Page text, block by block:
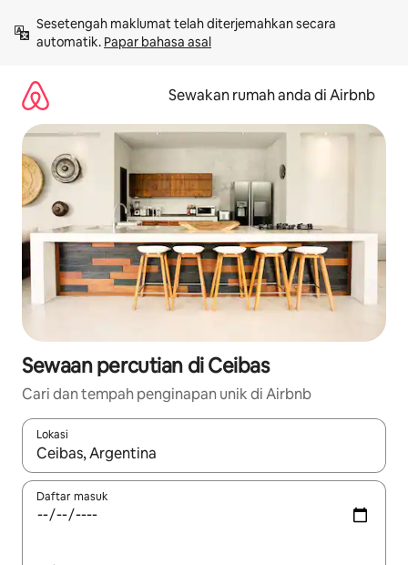
kandungan
Sesetengah maklumat telah diterjemahkan secara
automatik. Papar bahasa asal
Sewakan rumah anda di Airbnb
Sewaan percutian di Ceibas
Cari dan tempah penginapan unik di Airbnb
Lokasi
Apabila hasil tersedia, navigasi dengan kekunci anak panah
Daftar masuk